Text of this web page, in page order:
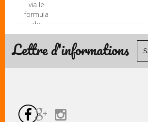
via le
formulaire
de
contact
Lettre d'informations